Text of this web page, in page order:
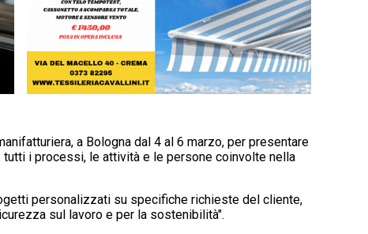
a Bologna dal 4 al 6 marzo, per presentare
i processi, le attività e le persone coinvolte nella
personalizzati su specifiche richieste del cliente,
sul lavoro e per la sostenibilità".